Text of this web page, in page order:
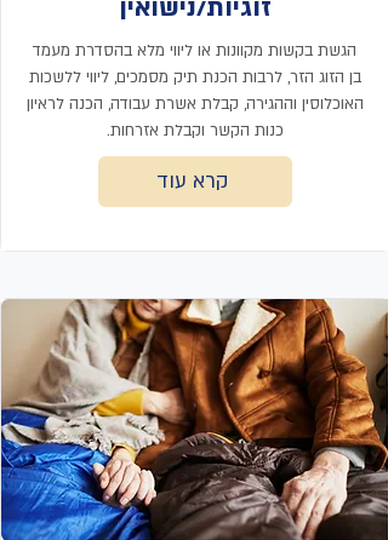
זוגיות/נישואין
הגשת בקשות מקוונות או ליווי מלא בהסדרת מעמד
בן הזוג הזר, לרבות הכנת תיק מסמכים, ליווי ללשכות
האוכלוסין וההגירה, קבלת אשרת עבודה, הכנה לראיון
כנות הקשר וקבלת אזרחות.
קרא עוד